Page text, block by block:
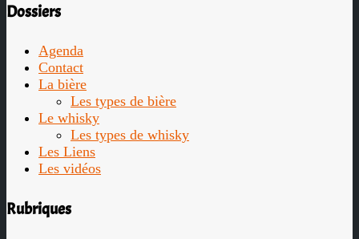
Dossiers
Agenda
Contact
La bière
Les types de bière
Le whisky
Les types de whisky
Les Liens
Les vidéos
Rubriques